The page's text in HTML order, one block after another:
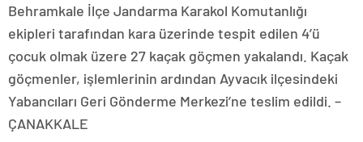
Behramkale İlçe Jandarma Karakol Komutanlığı
ekipleri tarafından kara üzerinde tespit edilen 4’ü
çocuk olmak üzere 27 kaçak göçmen yakalandı. Kaçak
göçmenler, işlemlerinin ardından Ayvacık ilçesindeki
Yabancıları Geri Gönderme Merkezi’ne teslim edildi. –
ÇANAKKALE